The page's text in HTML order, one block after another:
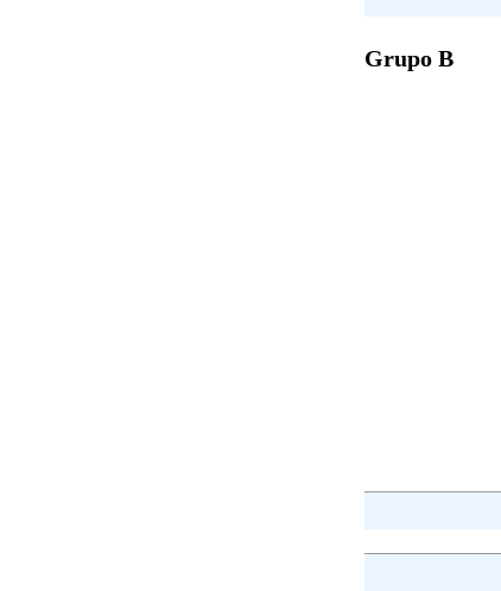
Grupo B